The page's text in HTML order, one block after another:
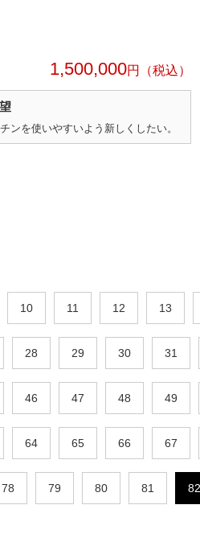
1,500,000円
ンを使いやすいよう新しくしたい。
10 11 12 13
28 29 30 31
46 47 48 49
64 65 66 67
78 79 80 81 82